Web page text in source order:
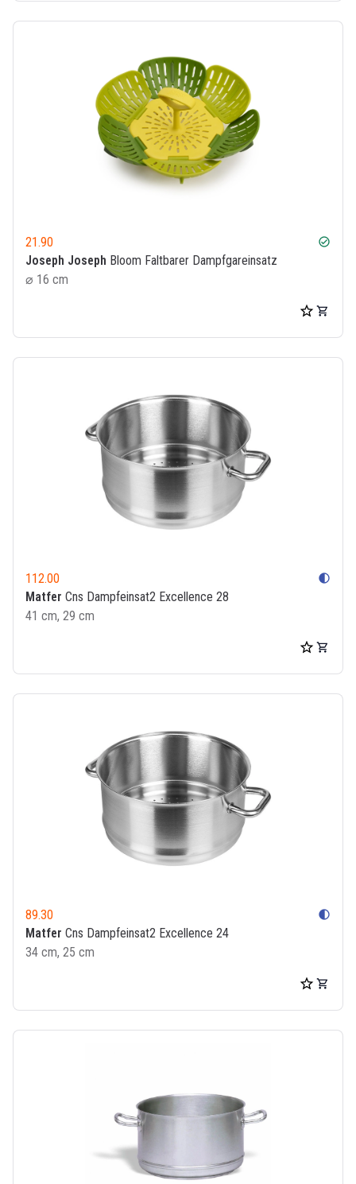
21.90 check_circle
Joseph Joseph Bloom Faltbarer Dampfgareinsatz
⌀ 16 cm
112.00 contrast
Matfer Cns Dampfeinsat2 Excellence 28
41 cm, 29 cm
89.30 contrast
Matfer Cns Dampfeinsat2 Excellence 24
34 cm, 25 cm